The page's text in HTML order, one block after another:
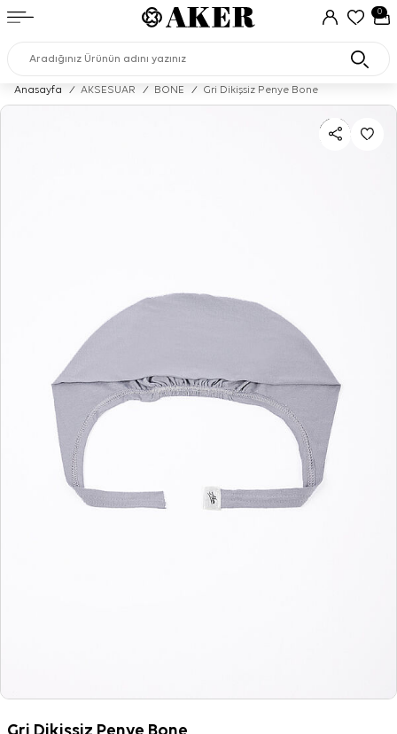
0
Anasayfa / AKSESUAR / BONE / Gri Dikişsiz Penye Bone